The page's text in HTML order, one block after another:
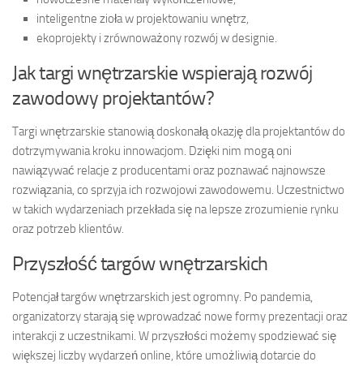
inteligentne zioła w projektowaniu wnętrz,
ekoprojekty i zrównoważony rozwój w designie.
Jak targi wnętrzarskie wspierają rozwój
zawodowy projektantów?
Targi wnętrzarskie stanowią doskonałą okazję dla projektantów do
dotrzymywania kroku innowacjom. Dzięki nim mogą oni
nawiązywać relacje z producentami oraz poznawać najnowsze
rozwiązania, co sprzyja ich rozwojowi zawodowemu. Uczestnictwo
w takich wydarzeniach przekłada się na lepsze zrozumienie rynku
oraz potrzeb klientów.
Przyszłość targów wnętrzarskich
Potencjał targów wnętrzarskich jest ogromny. Po pandemia,
organizatorzy starają się wprowadzać nowe formy prezentacji oraz
interakcji z uczestnikami. W przyszłości możemy spodziewać się
większej liczby wydarzeń online, które umożliwią dotarcie do